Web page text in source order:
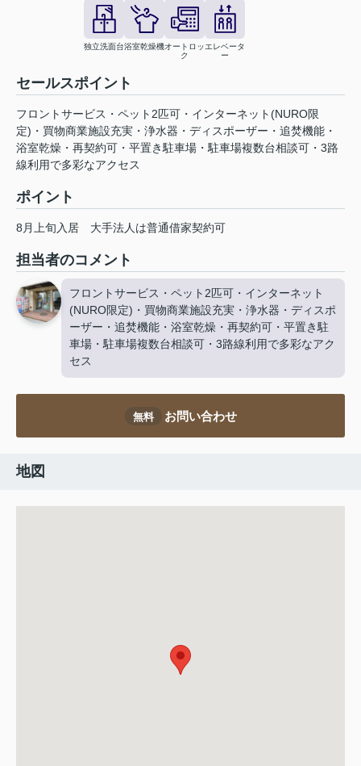
独立洗面台浴室乾燥機オートロッ
ク
エレベータ
ー
セールスポイント
フロントサービス・ペット2匹可・インターネット(NURO限
定)・買物商業施設充実・浄水器・ディスポーザー・追焚機能・
浴室乾燥・再契約可・平置き駐車場・駐車場複数台相談可・3路
線利用で多彩なアクセス
ポイント
8月上旬入居 大手法人は普通借家契約可
担当者のコメント
フロントサービス・ペット2匹可・インターネット
(NURO限定)・買物商業施設充実・浄水器・ディスポ
ーザー・追焚機能・浴室乾燥・再契約可・平置き駐
車場・駐車場複数台相談可・3路線利用で多彩なアク
セス
無料 お問い合わせ
地図